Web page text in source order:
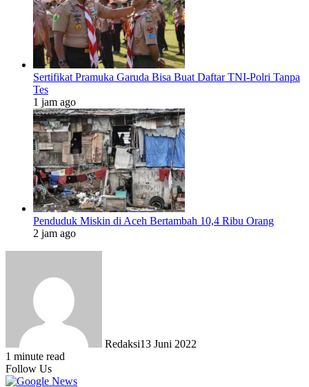
Sertifikat Pramuka Garuda Bisa Buat Daftar TNI-Polri Tanpa
Tes
1 jam ago
Penduduk Miskin di Aceh Bertambah 10,4 Ribu Orang
2 jam ago
Redaksi13 Juni 2022
1 minute read
Follow Us